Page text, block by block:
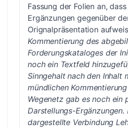
Fassung der Folien an,
Ergänzungen gegenüber
Orignalpräsentation
Kommentierung des
Forderungskataloges der
noch ein Textfeld
Sinngehalt nach den Inhalt
mündlichen
Wegenetz gab es noch ein
Darstellungs-Ergänzungen.
dargestellte Verbindung